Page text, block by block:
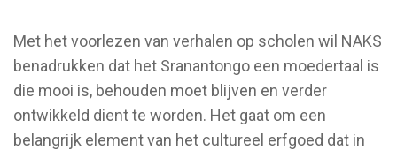
Met het voorlezen van verhalen op scholen wil NAKS
benadrukken dat het Sranantongo een moedertaal is
die mooi is, behouden moet blijven en verder
ontwikkeld dient te worden. Het gaat om een
belangrijk element van het cultureel erfgoed dat in